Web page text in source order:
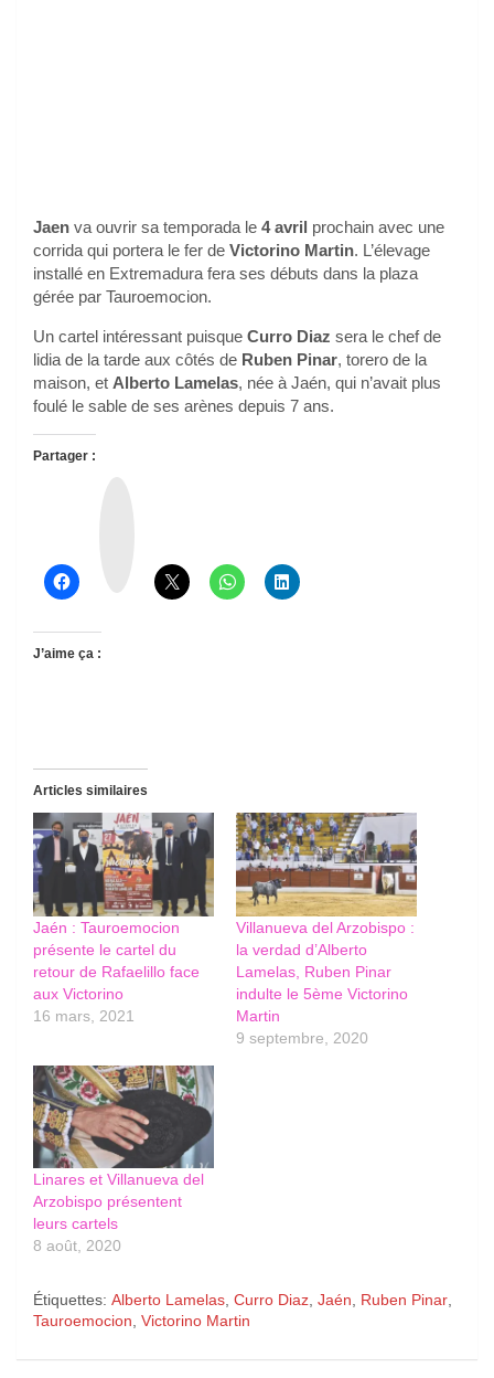
Jaen va ouvrir sa temporada le 4 avril prochain avec une
corrida qui portera le fer de Victorino Martin. L’élevage
installé en Extremadura fera ses débuts dans la plaza
gérée par Tauroemocion.
Un cartel intéressant puisque Curro Diaz sera le chef de
lidia de la tarde aux côtés de Ruben Pinar, torero de la
maison, et Alberto Lamelas, née à Jaén, qui n’avait plus
foulé le sable de ses arènes depuis 7 ans.
Partager :
J’aime ça :
Articles similaires
Jaén : Tauroemocion
présente le cartel du
retour de Rafaelillo face
aux Victorino
16 mars, 2021
Villanueva del Arzobispo :
la verdad d’Alberto
Lamelas, Ruben Pinar
indulte le 5ème Victorino
Martin
9 septembre, 2020
Linares et Villanueva del
Arzobispo présentent
leurs cartels
8 août, 2020
Étiquettes: Alberto Lamelas, Curro Diaz, Jaén, Ruben Pinar,
Tauroemocion, Victorino Martin